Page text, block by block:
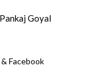
Pankaj Goyal
Facebook